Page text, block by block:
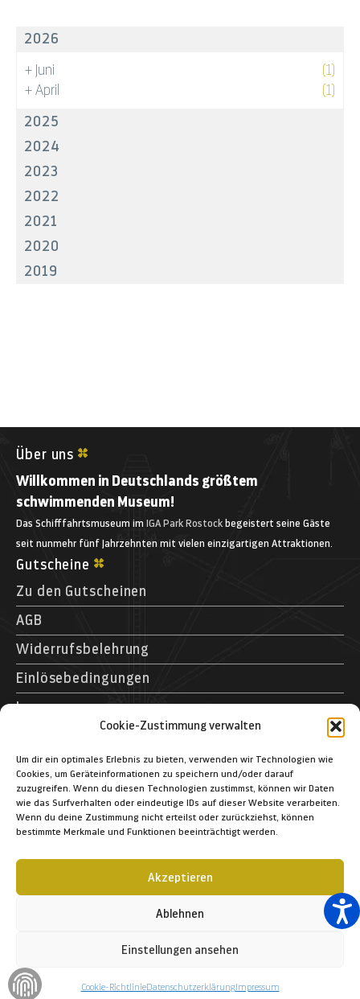
Cookie-Zustimmung verwalten
Um dir ein optimales Erlebnis zu bieten, verwenden wir Technologien wie
Cookies, um Geräteinformationen zu speichern und/oder darauf
zuzugreifen. Wenn du diesen Technologien zustimmst, können wir Daten
wie das Surfverhalten oder eindeutige IDs auf dieser Website verarbeiten.
Wenn du deine Zustimmung nicht erteilst oder zurückziehst, können
bestimmte Merkmale und Funktionen beeinträchtigt werden.
Akzeptieren
Ablehnen
Einstellungen ansehen
Cookie-RichtlinieDatenschutzerklärungImpressum
2026
+ Juni
(1)
+April
(1)
2025
2024
2023
2022
2021
2020
2019
Über uns
Willkommen in Deutschlands größtem
schwimmenden Museum!
Das Schifffahrtsmuseum im IGA Park Rostock begeistert seine Gäste
seit nunmehr fünf Jahrzehnten mit vielen einzigartigen Attraktionen.
Gutscheine
Zu den Gutscheinen
AGB
Widerrufsbelehrung
Einlösebedingungen
Impressum
Museumspark Rostock GmbH
Schifffahrtsmuseum Rostock
Schmarl-Dorf 40
D – 18106 Rostock
+49 (03 81) 12 83 1-366
info@schifffahrtsmuseum-rostock.de
© 2023 Museumspark Rostock GmbH